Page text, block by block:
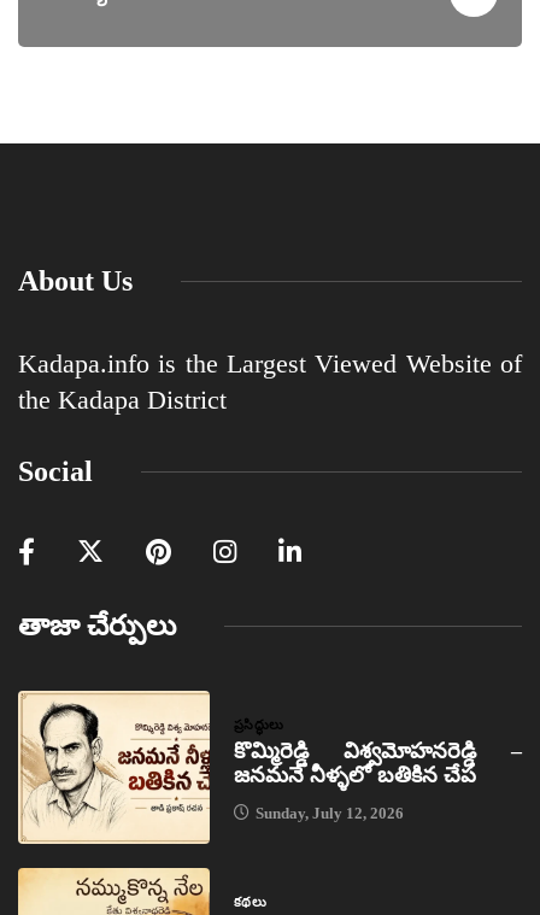
About Us
Kadapa.info is the Largest Viewed Website of
the Kadapa District
Social
తాజా చేర్పులు
ప్రసిద్ధులు
కొమ్మిరెడ్డి విశ్వమోహనరెడ్డి –
జనమనే నీళ్ళలో బతికిన చేప
Sunday, July 12, 2026
కథలు